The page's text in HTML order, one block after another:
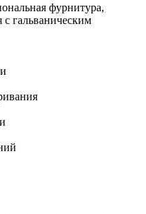
фурнитура,
гальваническим